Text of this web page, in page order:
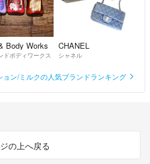
Body Works
ドボディワークス
CHANEL
シャネル
ョン/ミルクの人気ブランドランキング
の上へ戻る